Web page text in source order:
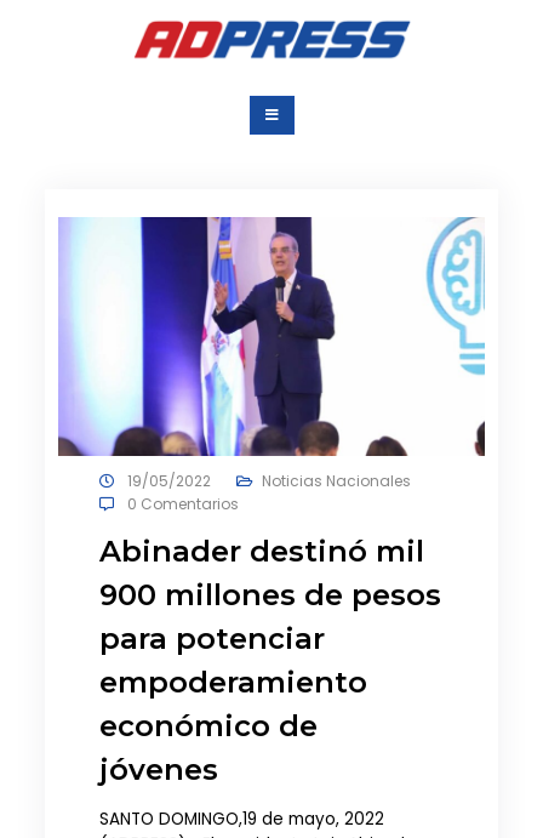
Agencia Dominicana
de Prensa
19/05/2022
Noticias Nacionales
0 Comentarios
Abinader destinó mil
900 millones de pesos
para potenciar
empoderamiento
económico de
jóvenes
SANTO DOMINGO,19 de mayo, 2022